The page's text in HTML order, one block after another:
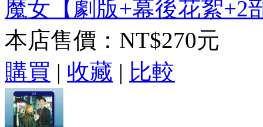
魔女【劇版+幕後花絮+2
本店售價： NT$270元
購買 | 收藏 | 比較